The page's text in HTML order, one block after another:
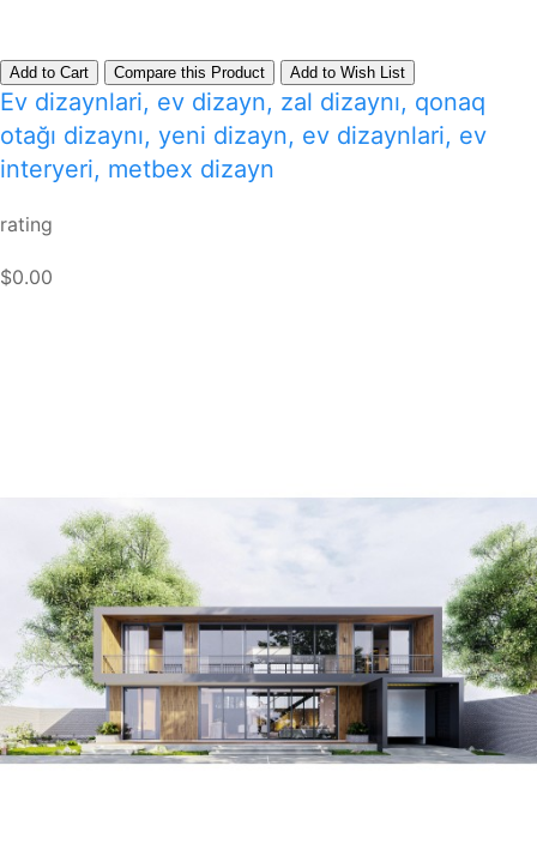
Add to Cart Compare this Product Add to Wish List
Ev dizaynlari, ev dizayn, zal dizaynı, qonaq
otağı dizaynı, yeni dizayn, ev dizaynlari, ev
interyeri, metbex dizayn
rating
$0.00